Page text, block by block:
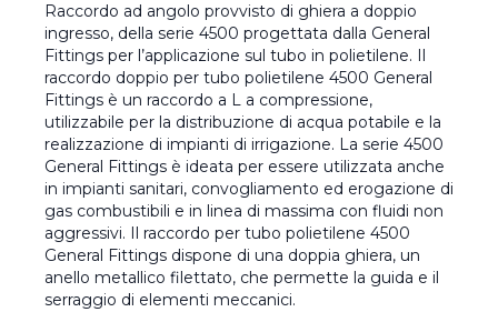
Raccordo ad angolo provvisto di ghiera a doppio
ingresso, della serie 4500 progettata dalla General
Fittings per l’applicazione sul tubo in polietilene. Il
raccordo doppio per tubo polietilene 4500 General
Fittings è un raccordo a L a compressione,
utilizzabile per la distribuzione di acqua potabile e la
realizzazione di impianti di irrigazione. La serie 4500
General Fittings è ideata per essere utilizzata anche
in impianti sanitari, convogliamento ed erogazione di
gas combustibili e in linea di massima con fluidi non
aggressivi. Il raccordo per tubo polietilene 4500
General Fittings dispone di una doppia ghiera, un
anello metallico filettato, che permette la guida e il
serraggio di elementi meccanici.